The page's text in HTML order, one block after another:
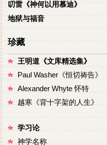
叨雷《神何以用慕迪》
地狱与福音
珍藏
王明道《文库精选集》
Paul Washer《恒切祷告》
Alexander Whyte 怀特
越寒《背十字架的人生》
学习论
神学名称